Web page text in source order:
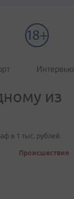
Интервью
из
в 1 тыс. рублей
Происшествия